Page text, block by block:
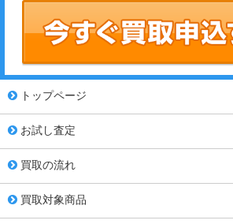
トップページ
お試し査定
買取の流れ
買取対象商品